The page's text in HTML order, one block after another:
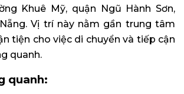
Khuê Mỹ, quận Ngũ Hành Sơn,
Vị trí này nằm gần trung tâm
tiện cho việc di chuyển và tiếp cận
quanh.
quanh: